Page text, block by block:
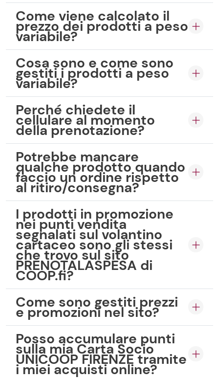
Come viene calcolato il
prezzo dei prodotti a peso
variabile?
Cosa sono e come sono
gestiti i prodotti a peso
variabile?
Perché chiedete il
cellulare al momento
della prenotazione?
Potrebbe mancare
qualche prodotto quando
faccio un ordine rispetto
al ritiro/consegna?
I prodotti in promozione
nei punti vendita
segnalati sul volantino
cartaceo sono gli stessi
che trovo sul sito
PRENOTALASPESA di
COOP.fi?
Come sono gestiti prezzi
e promozioni nel sito?
Posso accumulare punti
sulla mia Carta Socio
UNICOOP FIRENZE tramite
i miei acquisti online?